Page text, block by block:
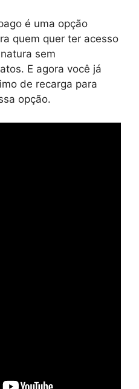
é uma opção
quem quer ter acesso
sem
E agora você já
de recarga para
opção.